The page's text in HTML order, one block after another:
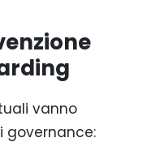
vanno
governance: